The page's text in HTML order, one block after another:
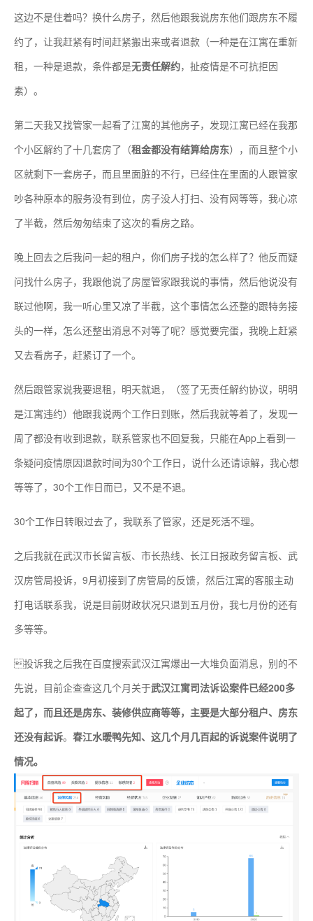
这边不是住着吗？换什么房子，然后他跟我说房东他们跟房东不履
约了，让我赶紧有时间赶紧搬出来或者退款（一种是在江寓在重新
租，一种是退款，条件都是无责任解约，扯疫情是不可抗拒因
素）。
第二天我又找管家一起看了江寓的其他房子，发现江寓已经在我那
个小区解约了十几套房了（租金都没有结算给房东），而且整个小
区就剩下一套房子，而且里面脏的不行，已经住在里面的人跟管家
吵各种原本的服务没有到位，房子没人打扫、没有网等等，我心凉
了半截，然后匆匆结束了这次的看房之路。
晚上回去之后我问一起的租户，你们房子找的怎么样了？他反而疑
问找什么房子，我跟他说了房屋管家跟我说的事情，然后他说没有
联过他啊，我一听心里又凉了半截，这个事情怎么还整的跟特务接
头的一样，怎么还整出消息不对等了呢？感觉要完蛋，我晚上赶紧
又去看房子，赶紧订了一个。
然后跟管家说我要退租，明天就退，（签了无责任解约协议，明明
是江寓违约）他跟我说两个工作日到账，然后我就等着了，发现一
周了都没有收到退款，联系管家也不回复我，只能在App上看到一
条疑问疫情原因退款时间为30个工作日，说什么还请谅解，我心想
等等了，30个工作日而已，又不是不退。
30个工作日转眼过去了，我联系了管家，还是死活不理。
之后我就在武汉市长留言板、市长热线、长江日报政务留言板、武
汉房管局投诉，9月初接到了房管局的反馈，然后江寓的客服主动
打电话联系我，说是目前财政状况只退到五月份，我七月份的还有
多等等。
投诉我之后我在百度搜索武汉江寓爆出一大堆负面消息，别的不
先说，目前企查查这几个月关于武汉江寓司法诉讼案件已经200多
起了，而且还是房东、装修供应商等等，主要是大部分租户、房东
还没有起诉。 春江水暖鸭先知、这几个月几百起的诉说案件说明了
情况。